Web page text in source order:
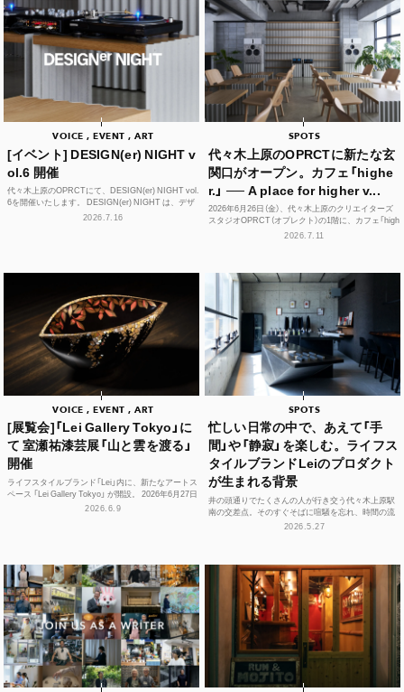
VOICE , EVENT , ART
[イベント] DESIGN(er) NIGHT v
ol.6 開催
代々木上原のOPRCTにて、DESIGN(er) NIGHT vol.
6を開催いたします。 DESIGN(er) NIGHT は、デザ
イナー、デザインに...2026.7.16
SPOTS
代々木上原のOPRCTに新たな玄
関口がオープン。カフェ「highe
r.」 ── A place for higher v...
2026年6月26日（金）、代々木上原のクリエイターズ
スタジオOPRCT（オプレクト）の1階に、カフェ「high
er.」（ハイアー）がグランドオープンし...
2026.7.11
VOICE , EVENT , ART
[展覧会]「Lei Gallery Tokyo」に
て 室瀬祐漆芸展「山と雲を渡る」
開催
ライフスタイルブランド「Lei」内に、新たなアートス
ペース 「Lei Gallery Tokyo」 が開設。 2026年6月27日
（土）から、初の企画展...2026.6.9
SPOTS
忙しい日常の中で、あえて「手
間」や「静寂」を楽しむ。ライフス
タイルブランドLeiのプロダクト
が生まれる背景
井の頭通りでたくさんの人が行き交う代々木上原駅
南の交差点。そのすぐそばに喧騒を忘れ、時間の流
れや感性をフラットに整えられる空間があります。
2026.5.27